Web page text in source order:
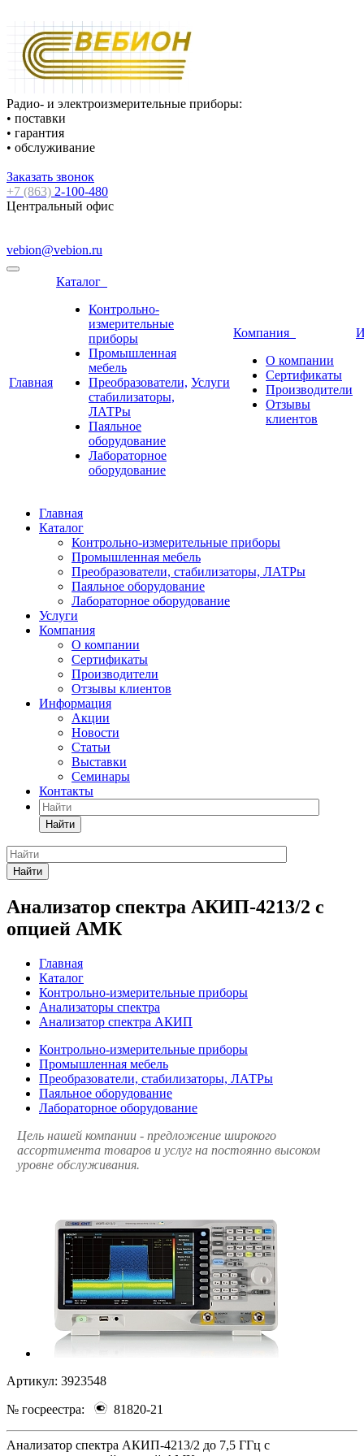
Радио- и электроизмерительные приборы:
• поставки
• гарантия
• обслуживание
Заказать звонок
+7 (863) 2-100-480
Центральный офис
vebion@vebion.ru
Главная
Каталог
Контрольно-
измерительные
приборы
Промышленная
мебель
Преобразователи,
стабилизаторы,
ЛАТРы
Паяльное
оборудование
Лабораторное
оборудование
Услуги
Компания
О компании
Сертификаты
Производители
Отзывы
клиентов
Главная
Каталог
Контрольно-измерительные приборы
Промышленная мебель
Преобразователи, стабилизаторы, ЛАТРы
Паяльное оборудование
Лабораторное оборудование
Услуги
Компания
О компании
Сертификаты
Производители
Отзывы клиентов
Информация
Акции
Новости
Статьи
Выставки
Семинары
Контакты
Найти
Найти
Анализатор спектра АКИП-4213/2 с
опцией АМК
Главная
Каталог
Контрольно-измерительные приборы
Анализаторы спектра
Анализатор спектра АКИП
Контрольно-измерительные приборы
Промышленная мебель
Преобразователи, стабилизаторы, ЛАТРы
Паяльное оборудование
Лабораторное оборудование
Цель нашей компании - предложение широкого
ассортимента товаров и услуг на постоянно высоком
уровне обслуживания.
Артикул: 3923548
№ госреестра: 81820-21
Анализатор спектра АКИП-4213/2 до 7,5 ГГц с